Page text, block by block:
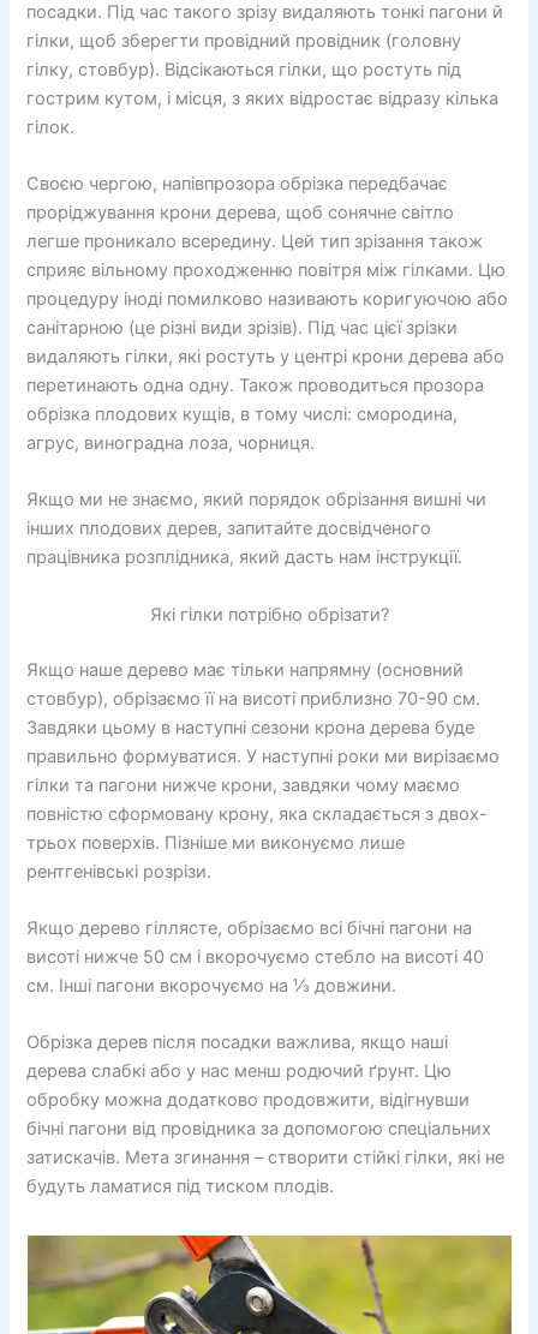
посадки. Під час такого зрізу видаляють тонкі пагони й
гілки, щоб зберегти провідний провідник (головну
гілку, стовбур). Відсікаються гілки, що ростуть під
гострим кутом, і місця, з яких відростає відразу кілька
гілок.
Своєю чергою, напівпрозора обрізка передбачає
проріджування крони дерева, щоб сонячне світло
легше проникало всередину. Цей тип зрізання також
сприяє вільному проходженню повітря між гілками. Цю
процедуру іноді помилково називають коригуючою або
санітарною (це різні види зрізів). Під час цієї зрізки
видаляють гілки, які ростуть у центрі крони дерева або
перетинають одна одну. Також проводиться прозора
обрізка плодових кущів, в тому числі: смородина,
агрус, виноградна лоза, чорниця.
Якщо ми не знаємо, який порядок обрізання вишні чи
інших плодових дерев, запитайте досвідченого
працівника розплідника, який дасть нам інструкції.
Які гілки потрібно обрізати?
Якщо наше дерево має тільки напрямну (основний
стовбур), обрізаємо її на висоті приблизно 70-90 см.
Завдяки цьому в наступні сезони крона дерева буде
правильно формуватися. У наступні роки ми вирізаємо
гілки та пагони нижче крони, завдяки чому маємо
повністю сформовану крону, яка складається з двох-
трьох поверхів. Пізніше ми виконуємо лише
рентгенівські розрізи.
Якщо дерево гіллясте, обрізаємо всі бічні пагони на
висоті нижче 50 см і вкорочуємо стебло на висоті 40
см. Інші пагони вкорочуємо на ⅓ довжини.
Обрізка дерев після посадки важлива, якщо наші
дерева слабкі або у нас менш родючий ґрунт. Цю
обробку можна додатково продовжити, відігнувши
бічні пагони від провідника за допомогою спеціальних
затискачів. Мета згинання – створити стійкі гілки, які не
будуть ламатися під тиском плодів.